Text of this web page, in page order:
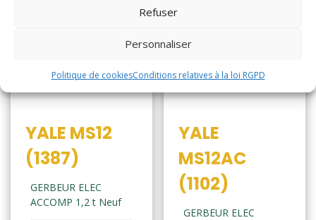
Refuser
Personnaliser
Politique de cookiesConditions relatives à la loi RGPD
YALE MS12
(1387)
GERBEUR ELEC
ACCOMP 1,2 t Neuf
YALE
MS12AC
(1102)
GERBEUR ELEC